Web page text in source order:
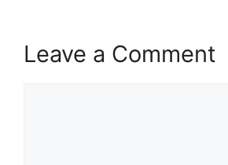
Leave a Comment